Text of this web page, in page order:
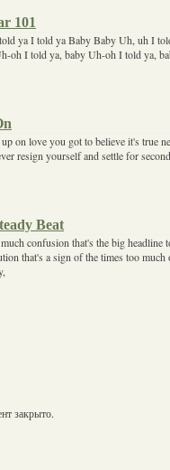
101
ya I told ya Baby Baby Uh, uh I
oh I told ya, baby Uh-oh I told ya,
on love you got to believe it's true
resign yourself and settle for
Beat
confusion that's the big
that's a sign of the times too
закрыто.